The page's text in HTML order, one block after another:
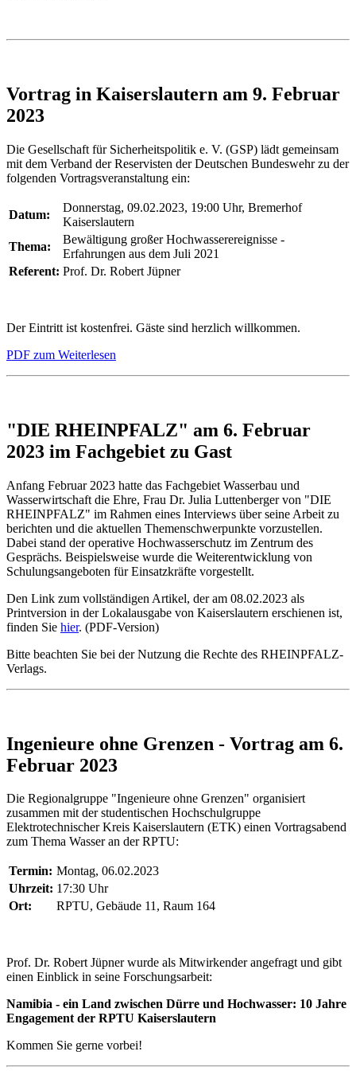
Vortrag in Kaiserslautern am 9. Februar
2023
Die Gesellschaft für Sicherheitspolitik e. V. (GSP) lädt gemeinsam
mit dem Verband der Reservisten der Deutschen Bundeswehr zu der
folgenden Vortragsveranstaltung ein:
Datum:
Donnerstag, 09.02.2023, 19:00 Uhr, Bremerhof
Kaiserslautern
Thema:
Bewältigung großer Hochwasserereignisse -
Erfahrungen aus dem Juli 2021
Referent: Prof. Dr. Robert Jüpner
Der Eintritt ist kostenfrei. Gäste sind herzlich willkommen.
PDF zum Weiterlesen
"DIE RHEINPFALZ" am 6. Februar
2023 im Fachgebiet zu Gast
Anfang Februar 2023 hatte das Fachgebiet Wasserbau und
Wasserwirtschaft die Ehre, Frau Dr. Julia Luttenberger von "DIE
RHEINPFALZ" im Rahmen eines Interviews über seine Arbeit zu
berichten und die aktuellen Themenschwerpunkte vorzustellen.
Dabei stand der operative Hochwasserschutz im Zentrum des
Gesprächs. Beispielsweise wurde die Weiterentwicklung von
Schulungsangeboten für Einsatzkräfte vorgestellt.
Den Link zum vollständigen Artikel, der am 08.02.2023 als
Printversion in der Lokalausgabe von Kaiserslautern erschienen ist,
finden Sie hier. (PDF-Version)
Bitte beachten Sie bei der Nutzung die Rechte des RHEINPFALZ-
Verlags.
Ingenieure ohne Grenzen - Vortrag am 6.
Februar 2023
Die Regionalgruppe "Ingenieure ohne Grenzen" organisiert
zusammen mit der studentischen Hochschulgruppe
Elektrotechnischer Kreis Kaiserslautern (ETK) einen Vortragsabend
zum Thema Wasser an der RPTU:
Termin: Montag, 06.02.2023
Uhrzeit: 17:30 Uhr
Ort:
RPTU, Gebäude 11, Raum 164
Prof. Dr. Robert Jüpner wurde als Mitwirkender angefragt und gibt
einen Einblick in seine Forschungsarbeit:
Namibia - ein Land zwischen Dürre und Hochwasser: 10 Jahre
Engagement der RPTU Kaiserslautern
Kommen Sie gerne vorbei!